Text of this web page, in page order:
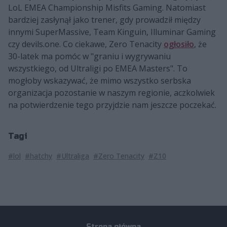
LoL EMEA Championship Misfits Gaming. Natomiast
bardziej zasłynął jako trener, gdy prowadził między
innymi SuperMassive, Team Kinguin, Illuminar Gaming
czy devils.one. Co ciekawe, Zero Tenacity ogłosiło, że
30-latek ma pomóc w "graniu i wygrywaniu
wszystkiego, od Ultraligi po EMEA Masters". To
mogłoby wskazywać, że mimo wszystko serbska
organizacja pozostanie w naszym regionie, aczkolwiek
na potwierdzenie tego przyjdzie nam jeszcze poczekać.
Tagi
#lol #hatchy #Ultraliga #Zero Tenacity #Z10